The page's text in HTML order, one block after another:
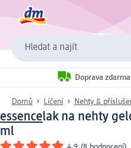
Hledat a najít
Doprava
Domů Líčení Nehty &
essencelak na nehty
ml